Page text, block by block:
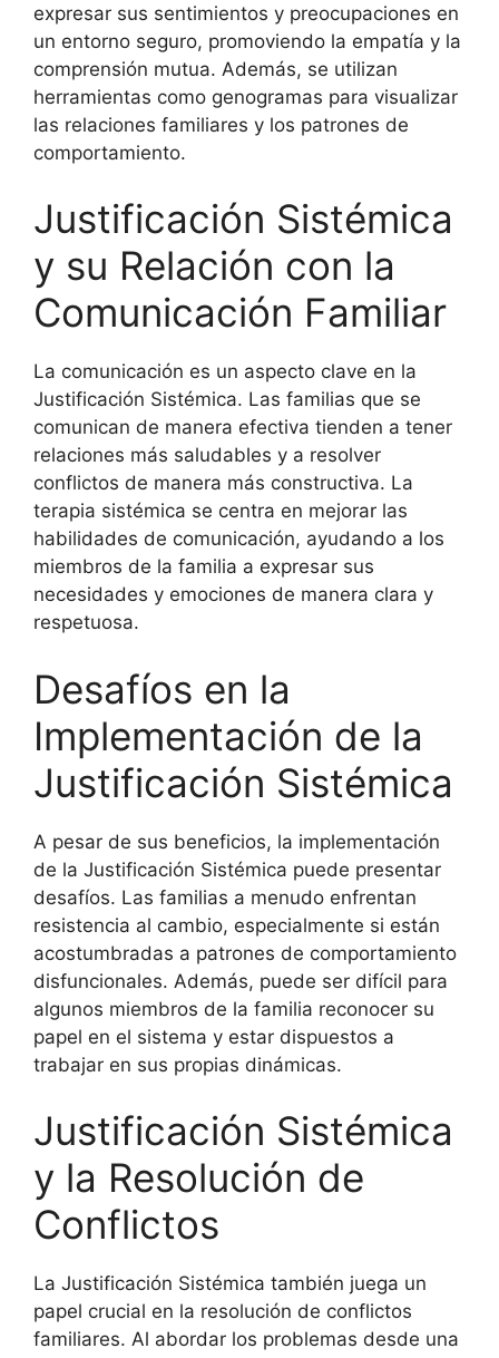
expresar sus sentimientos y preocupaciones en
un entorno seguro, promoviendo la empatía y la
comprensión mutua. Además, se utilizan
herramientas como genogramas para visualizar
las relaciones familiares y los patrones de
comportamiento.
Justificación Sistémica
y su Relación con la
Comunicación Familiar
La comunicación es un aspecto clave en la
Justificación Sistémica. Las familias que se
comunican de manera efectiva tienden a tener
relaciones más saludables y a resolver
conflictos de manera más constructiva. La
terapia sistémica se centra en mejorar las
habilidades de comunicación, ayudando a los
miembros de la familia a expresar sus
necesidades y emociones de manera clara y
respetuosa.
Desafíos en la
Implementación de la
Justificación Sistémica
A pesar de sus beneficios, la implementación
de la Justificación Sistémica puede presentar
desafíos. Las familias a menudo enfrentan
resistencia al cambio, especialmente si están
acostumbradas a patrones de comportamiento
disfuncionales. Además, puede ser difícil para
algunos miembros de la familia reconocer su
papel en el sistema y estar dispuestos a
trabajar en sus propias dinámicas.
Justificación Sistémica
y la Resolución de
Conflictos
La Justificación Sistémica también juega un
papel crucial en la resolución de conflictos
familiares. Al abordar los problemas desde una